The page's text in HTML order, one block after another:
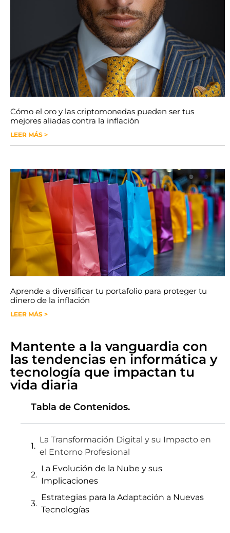
Cómo el oro y las criptomonedas pueden ser tus
mejores aliadas contra la inflación
LEER MÁS >
Aprende a diversificar tu portafolio para proteger tu
dinero de la inflación
LEER MÁS >
Mantente a la vanguardia con
las tendencias en informática y
tecnología que impactan tu
vida diaria
Tabla de Contenidos.
La Transformación Digital y su Impacto en
el Entorno Profesional
La Evolución de la Nube y sus
Implicaciones
Estrategias para la Adaptación a Nuevas
Tecnologías